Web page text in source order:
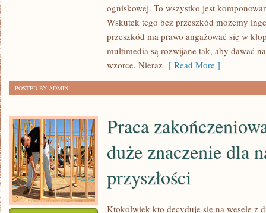
WSKAZANE.
ZAKOMUNIKOWAĆ,
WSZĘDZIE
ogniskowej. To wszystko jest
Wskutek tego bez przeszkód możemy
przeszkód ma prawo angażować się w
multimedia są rozwijane tak, aby dawać
wzorce. Nieraz [ Read More ]
POSTED BY ADMIN
Praca
duże znaczenie dla
przyszłości
Ktokolwiek kto decyduje się na wesele z